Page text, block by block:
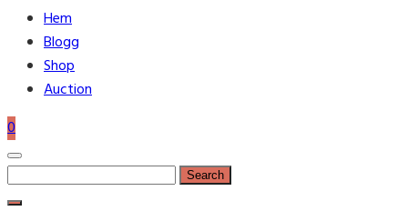
Hem
Blogg
Shop
Auction
0
Search
for: